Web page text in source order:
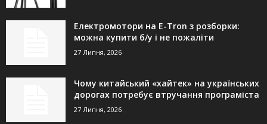
Електромотори на E-Tron з розборки:
можна купити б/у і не пожаліти
27 Липня, 2026
Чому китайський «хайтек» на українських
дорогах потребує втручання програміста
27 Липня, 2026